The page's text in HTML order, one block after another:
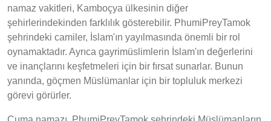
namaz vakitleri, Kamboçya ülkesinin diğer
şehirlerindekinden farklılık gösterebilir. PhumiPreyTamok
şehrindeki camiler, İslam'ın yayılmasında önemli bir rol
oynamaktadır. Ayrıca gayrimüslimlerin İslam'ın değerlerini
ve inançlarını keşfetmeleri için bir fırsat sunarlar. Bunun
yanında, göçmen Müslümanlar için bir topluluk merkezi
görevi görürler.